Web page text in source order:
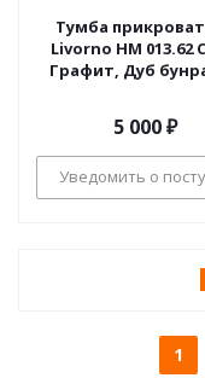
Тумба
Livorno НМ 013.62
Графит, Дуб
5 000₽
Уведомить о
1